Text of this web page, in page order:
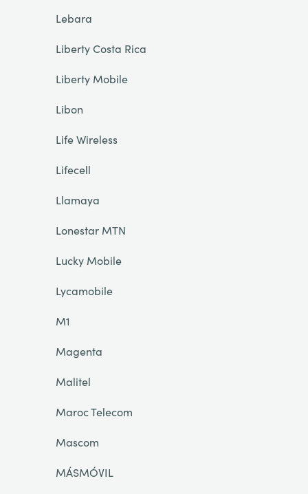
Lebara
Liberty Costa Rica
Liberty Mobile
Libon
Life Wireless
Lifecell
Llamaya
Lonestar MTN
Lucky Mobile
Lycamobile
M1
Magenta
Malitel
Maroc Telecom
Mascom
MÁSMÓVIL